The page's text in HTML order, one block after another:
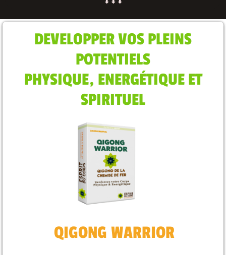
DEVELOPPER VOS PLEINS
POTENTIELS
PHYSIQUE, ENERGÉTIQUE ET
SPIRITUEL
QIGONG WARRIOR